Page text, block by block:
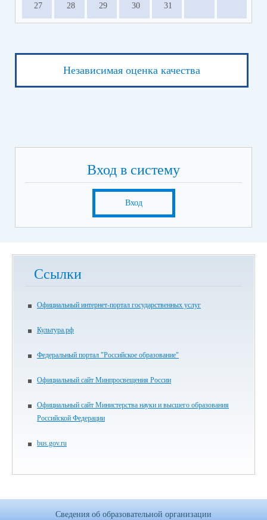
27 28 29 30 31
Независимая оценка качества
Вход в систему
Вход
Ссылки
Официальный интернет-портал государственных услуг
Культура.рф
Федеральный портал "Российское образование"
Официальный сайт Минпросвещения России
Официальный сайт Министерства науки и высшего образования
Российской Федерации
bus.gov.ru
Сведения об образовательной организации